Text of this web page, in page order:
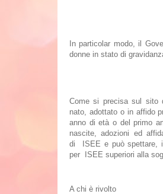
In particolar modo, il
donne in stato di
Come si precisa sul sito
nato, adottatoo in affido
anno di età o del primo
nascite, adozioni ed
di
ISEE e può spettare,
per
ISEE superiori alla
A chi è rivolto